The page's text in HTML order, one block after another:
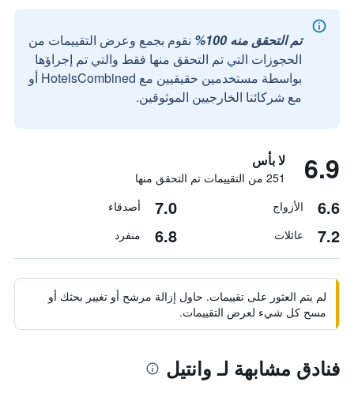
تم التحقق منه 100%
نقوم بجمع وعرض التقييمات من
الحجوزات التي تم التحقق منها فقط والتي تم إجراؤها
بواسطة مستخدمين حقيقيين مع HotelsCombined أو
مع شركائنا الخارجيين الموثوقين.
6.9 لا بأس
251 من التقييمات تم التحقق منها
6.6 الأزواج 7.0 أصدقاء
7.2 عائلات 6.8 منفرد
لم يتم العثور على تقييمات. حاول إزالة مرشح أو تغيير بحثك أو
مسح كل شيء لعرض التقييمات.
فنادق مشابهة لـ وانتيل